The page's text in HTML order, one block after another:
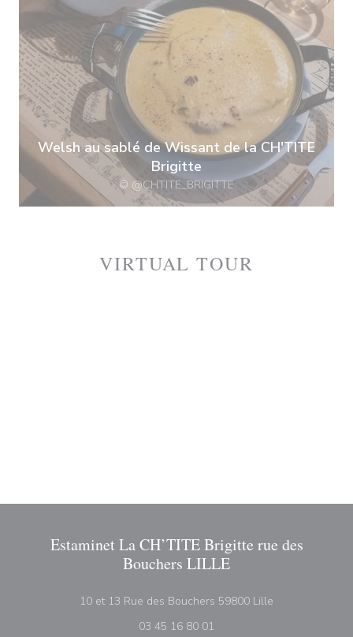
Welsh au sablé de Wissant de la CH'TITE
Brigitte
© @CHTITE_BRIGITTE
VIRTUAL TOUR
Estaminet La CH’TITE Brigitte rue des
Bouchers LILLE
10 et 13 Rue des Bouchers 59800 Lille
03 45 16 80 01